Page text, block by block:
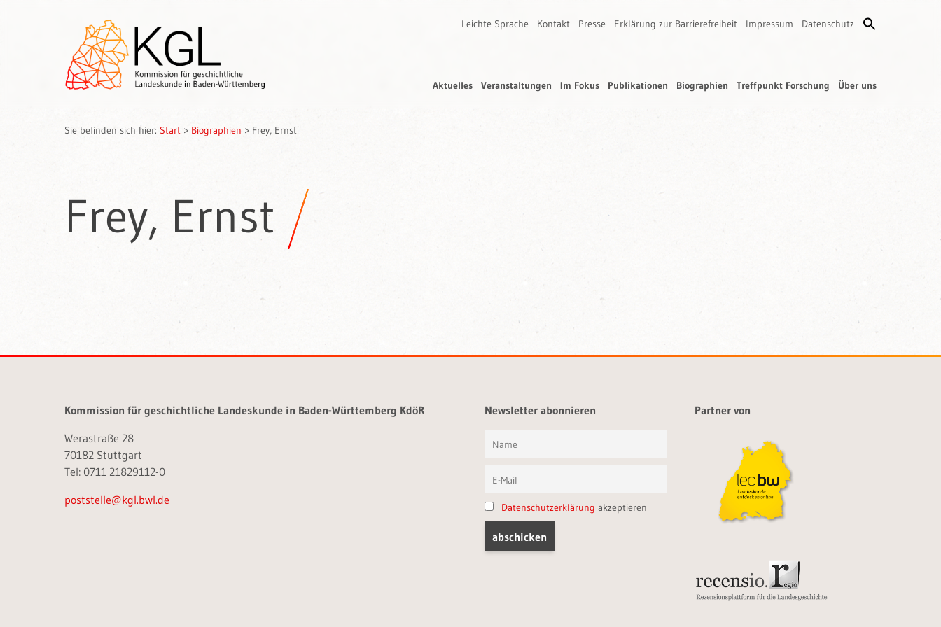
Leichte Sprache Kontakt Presse Erklärung zur Barrierefreiheit Impressum Datenschutz
Aktuelles Veranstaltungen Im Fokus Publikationen Biographien Treffpunkt Forschung Über uns
Sie befinden sich hier: Start > Biographien > Frey, Ernst
Frey, Ernst
Kommission für geschichtliche Landeskunde in Baden-Württemberg KdöR
Werastraße 28
70182 Stuttgart
Tel: 0711 21829112-0
poststelle@kgl.bwl.de
Newsletter abonnieren
Datenschutzerklärung akzeptieren
Partner von